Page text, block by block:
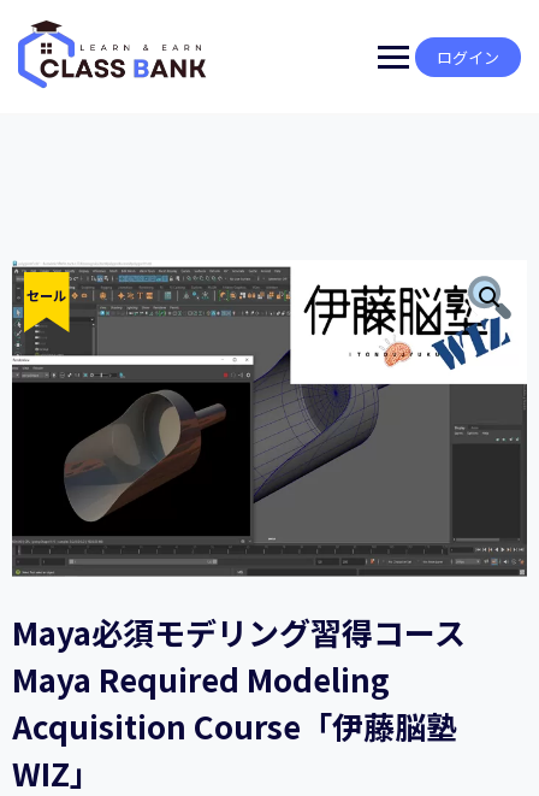
content
ログイン
セール
Maya必須モデリング習得コース
Maya Required Modeling
Acquisition Course「伊藤脳塾
WIZ」